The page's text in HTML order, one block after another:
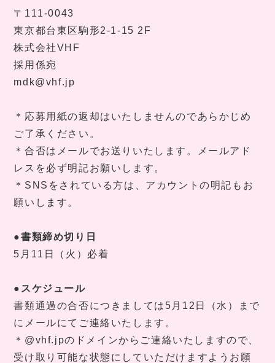
〒 111-0043
東京都台東区駒形2-1-15 2F
株式会社VHF
採用係宛
mdk@vhf.jp
＊応募用紙の返却はいたしませんのであらかじめ
ご了承ください。
＊合否はメールでお送りいたします。メールアド
レスを必ず明記お願いします。
＊ SNS をされている方は、アカウントの明記もお
願いします。
●書類締め切り日
5 月 11 日（火）必着
●スケジュール
書類通過の合否につきましては5 月 12 日（水）まで
にメールにてご連絡いたします。
＊ @vhf.jpのドメインからご連絡いたしますので、
受け取り可能な状態にしていただけますようお願